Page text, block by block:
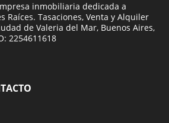
inmobiliaria dedicada a
Raíces. Tasaciones, Venta y Alquiler
de Valeria del Mar, Buenos Aires,
2254611618